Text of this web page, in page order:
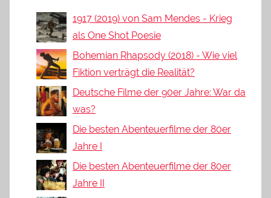
1917 (2019) von Sam Mendes - Krieg
als One Shot Poesie
Bohemian Rhapsody (2018) - Wie viel
Fiktion verträgt die Realität?
Deutsche Filme der 90er Jahre: War da
was?
Die besten Abenteuerfilme der 80er
Jahre I
Die besten Abenteuerfilme der 80er
Jahre II